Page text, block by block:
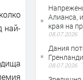
най-
Алианса,
края на
08.07.2026
Дания
08.07.2026